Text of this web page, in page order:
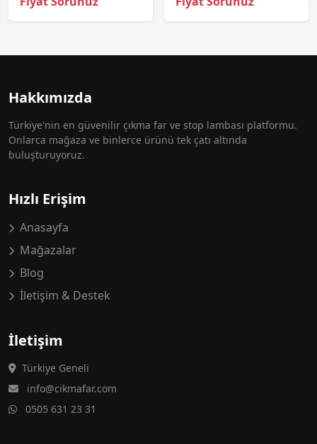
Hakkımızda
Türkiye'nin en güvenilir çıkma far ve stop lambası platformu.
Onlarca mağaza ve binlerce ürünü tek çatı altında
buluşturuyoruz.
Hızlı Erişim
Anasayfa
Mağazalar
Blog
İletişim & Destek
İletişim
Türkiye Geneli
info@cikmafar.com
0505 631 23 31